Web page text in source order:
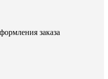
заказа